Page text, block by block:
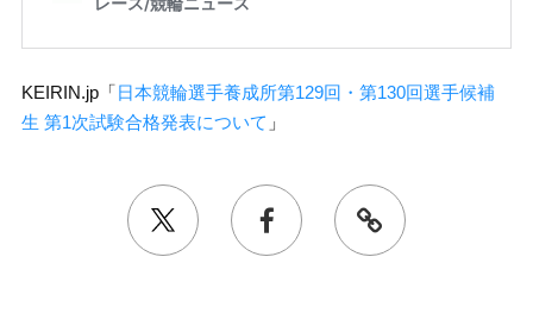
KEIRIN.jp「日本競輪選手養成所第129回・第130回選手候補
生 第1次試験合格発表について 」